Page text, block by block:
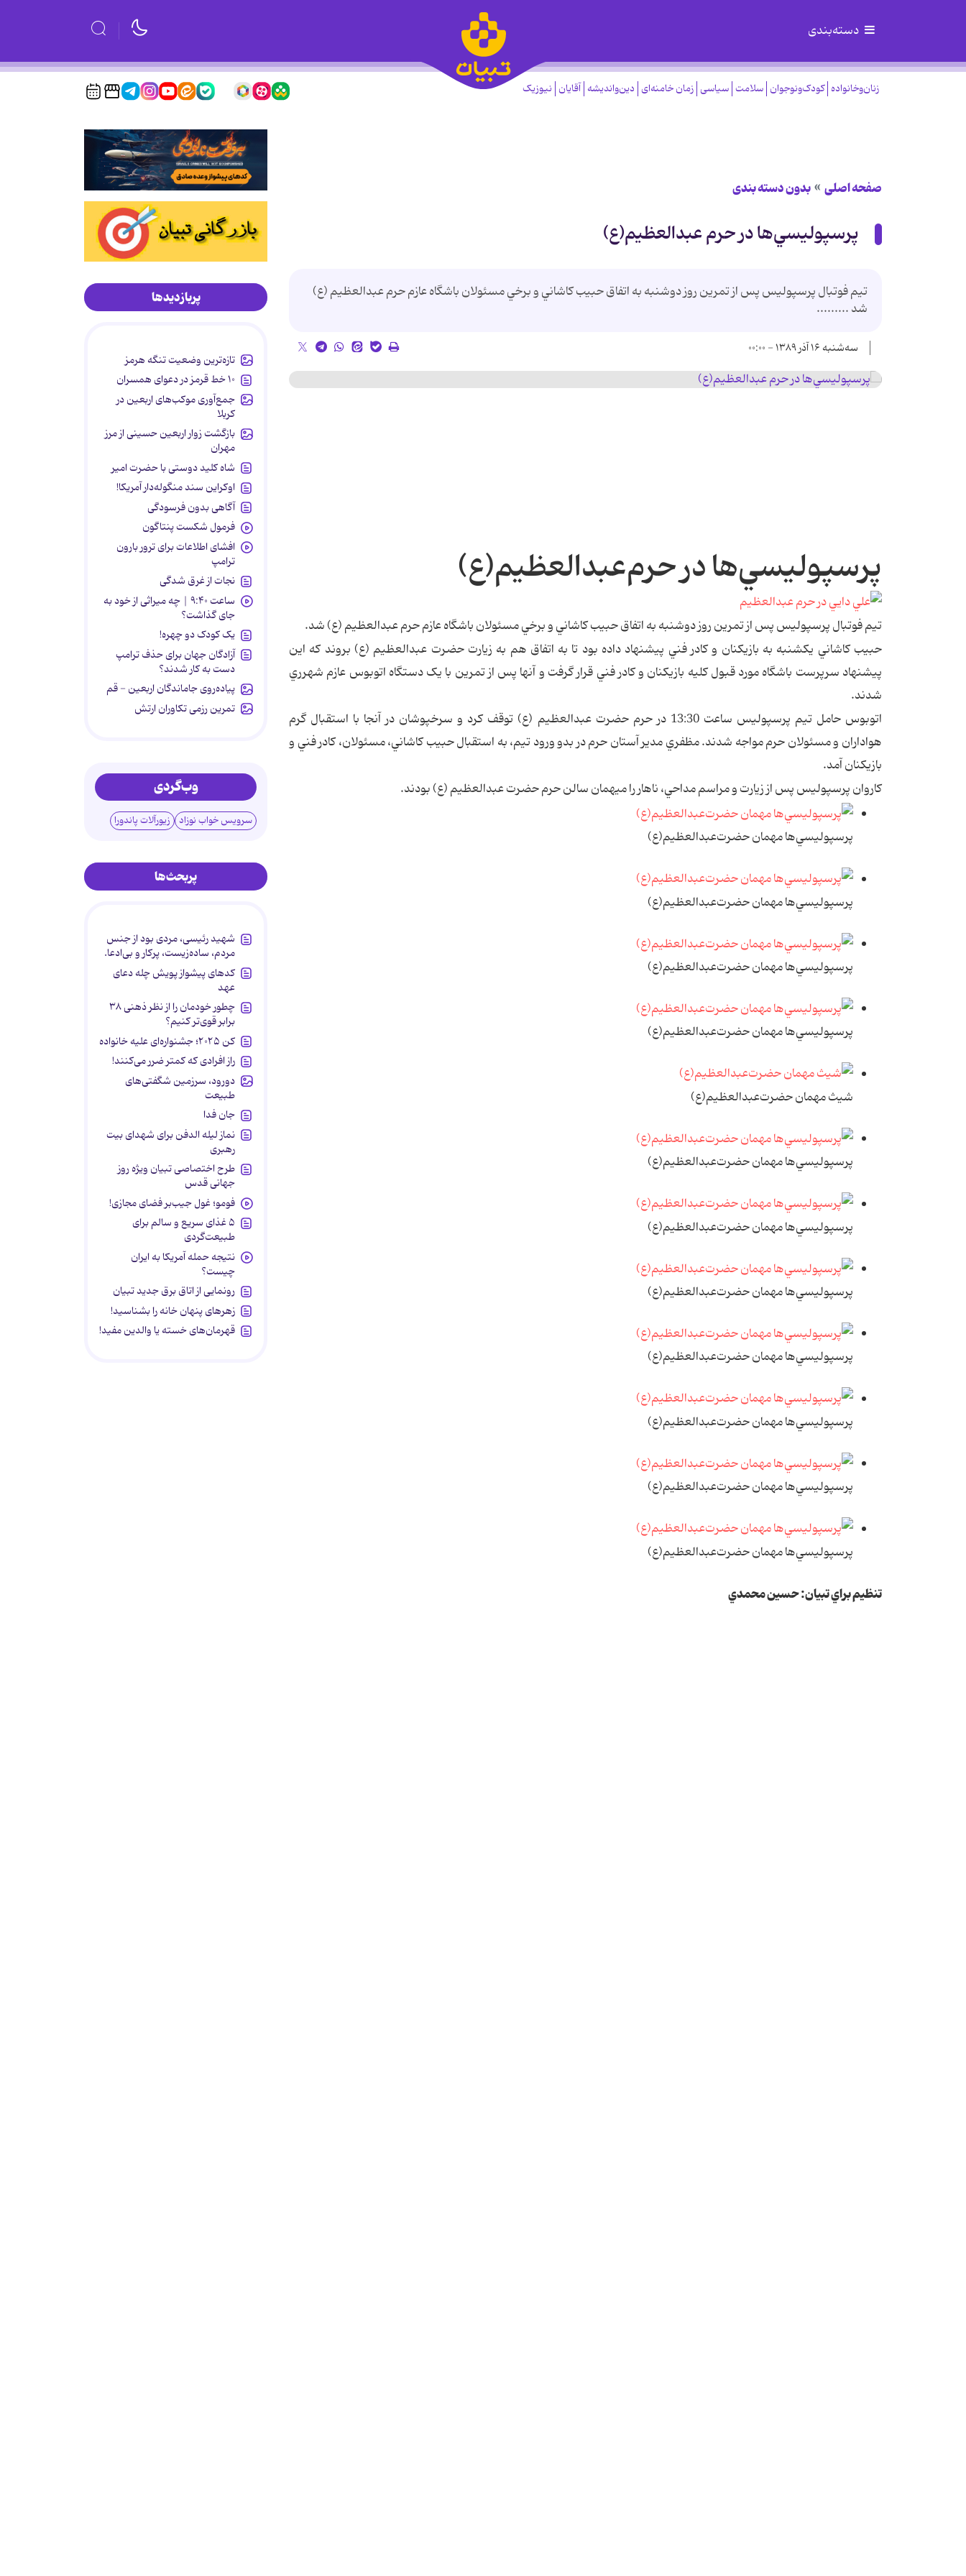
دسته‌بندی
زنان‌وخانواده کودک‌ونوجوان سلامت سیاسی زمان خامنه‌ای دین‌واندیشه آقایان نیوزیک
صفحه اصلی بدون دسته بندی
پرسپوليسي‌ها در حرم ‌عبدالعظيم(ع)
تيم فوتبال پرسپوليس پس از تمرين روز دوشنبه به اتفاق حبيب کاشاني و برخي مسئولان باشگاه عازم حرم عبدالعظيم (ع)
شد .........
سه‌شنبه ۱۶ آذر ۱۳۸۹ - ۰۰:۰۰
پرسپوليسي‌ها در حرم‌عبدالعظيم(ع)
تيم فوتبال پرسپوليس پس از تمرين روز دوشنبه به اتفاق حبيب کاشاني و برخي مسئولان باشگاه عازم حرم عبدالعظيم (ع) شد.
حبيب کاشاني يكشنبه به بازيکنان و کادر فني پيشنهاد داده بود تا به اتفاق هم به زيارت حضرت عبدالعظيم (ع) بروند که اين
پيشنهاد سرپرست باشگاه مورد قبول کليه بازيکنان و کادر فني قرار گرفت و آنها پس از تمرين با يک دستگاه اتوبوس عازم شهرري
شدند.
اتوبوس حامل تيم پرسپوليس ساعت 13:30 در حرم حضرت عبدالعظيم (ع) توقف کرد و سرخپوشان در آنجا با استقبال گرم
هواداران و مسئولان حرم مواجه شدند. مظفري مدير آستان حرم در بدو ورود تيم، به استقبال حبيب کاشاني، مسئولان، کادر فني و
بازيکنان آمد.
کاروان پرسپوليس پس از زيارت و مراسم مداحي، ناهار را ميهمان سالن حرم حضرت عبدالعظيم (ع) بودند.
پرسپوليسي‌ها مهمان حضرت‌عبدالعظيم(ع)
پرسپوليسي‌ها مهمان حضرت‌عبدالعظيم(ع)
پرسپوليسي‌ها مهمان حضرت‌عبدالعظيم(ع)
پرسپوليسي‌ها مهمان حضرت‌عبدالعظيم(ع)
شيث مهمان حضرت‌عبدالعظيم(ع)
پرسپوليسي‌ها مهمان حضرت‌عبدالعظيم(ع)
پرسپوليسي‌ها مهمان حضرت‌عبدالعظيم(ع)
پرسپوليسي‌ها مهمان حضرت‌عبدالعظيم(ع)
پرسپوليسي‌ها مهمان حضرت‌عبدالعظيم(ع)
پرسپوليسي‌ها مهمان حضرت‌عبدالعظيم(ع)
پرسپوليسي‌ها مهمان حضرت‌عبدالعظيم(ع)
پرسپوليسي‌ها مهمان حضرت‌عبدالعظيم(ع)
تنظيم براي تبيان: حسين محمدي
پربازدیدها
تازه‌ترین وضعیت تنگه هرمز
۱۰ خط قرمز در دعوای همسران
جمع‌آوری موکب‌های اربعین در
کربلا
بازگشت زوار اربعین حسینی از مرز
مهران
شاه کلید دوستی با حضرت امیر
اوکراین سند منگوله‌دار آمریکا!
آگاهی بدون فرسودگی
فرمول شکست پنتاگون
افشای اطلاعات برای ترور بارون
ترامپ
نجات از غرق شدگی
ساعت ۹:۴۰ | چه میراثی از خود به
جای گذاشت؟
یک کودک دو چهره!
آزادگان جهان برای حذف ترامپ
دست به کار شدند؟
پیاده‌روی جاماندگان اربعین - قم
تمرین رزمی تکاوران ارتش
وب‌گردی
سرویس خواب نوزاد زیورآلات پاندورا
پربحث‌ها
شهید رئیسی، مردی بود از جنس
مردم، ساده‌زیست، پرکار و بی‌ادعا.
کدهای پیشواز پویش چله دعای
عهد
چطور خودمان را از نظر ذهنی ۳۸
برابر قوی‌تر کنیم؟
کن ۲۰۲۵؛ جشنواره‌ای علیه خانواده
راز افرادی که کمتر ضرر می‌کنند!
دورود، سرزمین شگفتی‌های
طبیعت
جان فدا
نماز لیله الدفن برای شهدای بیت
رهبری
طرح اختصاصی تبیان ویژه روز
جهانی قدس
فومو؛ غول جیب‌بر فضای مجازی!
۵ غذای سریع و سالم برای
طبیعت‌گردی
نتیجه حمله آمریکا به ایران
چیست؟
رونمایی از اتاق برق جدید تبیان
زهرهای پنهان خانه را بشناسید!
قهرمان‌های خسته یا والدین مفید!